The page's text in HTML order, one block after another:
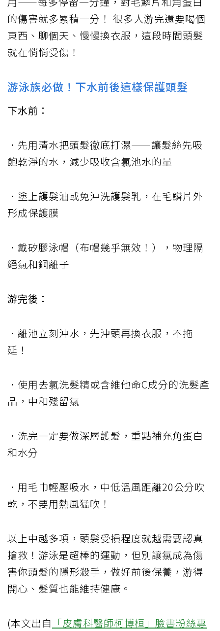
的傷害就多累積一分！ 很多人游完還要喝個
東西、聊個天、慢慢換衣服，這段時間頭髮
就在悄悄受傷！
游泳族必做！下水前後這樣保護頭髮
下水前：
．先用清水把頭髮徹底打濕——讓髮絲先吸
飽乾淨的水，減少吸收含氯池水的量
．塗上護髮油或免沖洗護髮乳，在毛鱗片外
形成保護膜
．戴矽膠泳帽（布帽幾乎無效！），物理隔
絕氯和銅離子
游完後：
．離池立刻沖水，先沖頭再換衣服，不拖
延！
．使用去氯洗髮精或含維他命C成分的洗髮產
品，中和殘留氯
．洗完一定要做深層護髮，重點補充角蛋白
和水分
．用毛巾輕壓吸水，中低溫風距離20公分吹
乾，不要用熱風猛吹！
以上中越多項，頭髮受損程度就越需要認真
搶救！游泳是超棒的運動，但別讓氯成為傷
害你頭髮的隱形殺手，做好前後保養，游得
開心、髮質也能維持健康。
(本文出自 「皮膚科醫師柯博桓」臉書粉絲專